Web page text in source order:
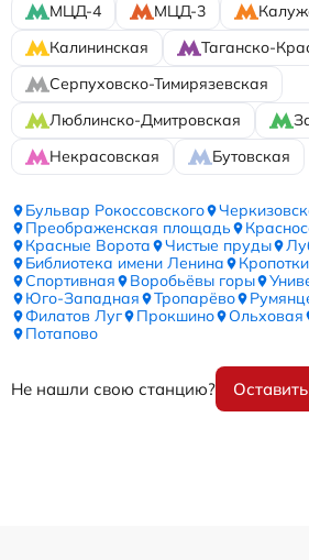
МЦД-4
МЦД-3
Калининская
Таганско-
Серпуховско-Тимирязевская
Люблинско-Дмитровская
Некрасовская
Бутовская
Бульвар Рокоссовского
Преображенская площадь
Красные Ворота
Чистые пруды
Библиотека имени Ленина
Спортивная
Воробьёвы горы
Юго-Западная
Тропарёво
Филатов Луг
Прокшино Ольховая
Потапово
Не нашли свою станцию?